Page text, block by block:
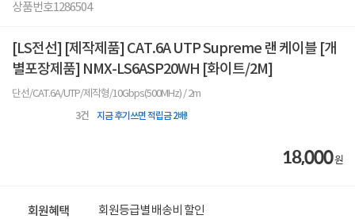
상품번호1286504
[LS전선] [제작제품] CAT.6A UTP Supreme 랜 케이블 [개
별포장제품] NMX-LS6ASP20WH [화이트/2M]
단선/CAT.6A/UTP/제작형/10Gbps(500MHz) / 2m
3건 지금 후기쓰면 적립금 2배!
18,000원
회원혜택 회원등급별 배송비 할인